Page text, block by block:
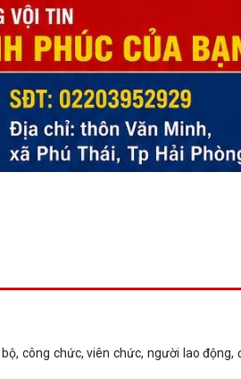
công chức, viên chức, người lao động,